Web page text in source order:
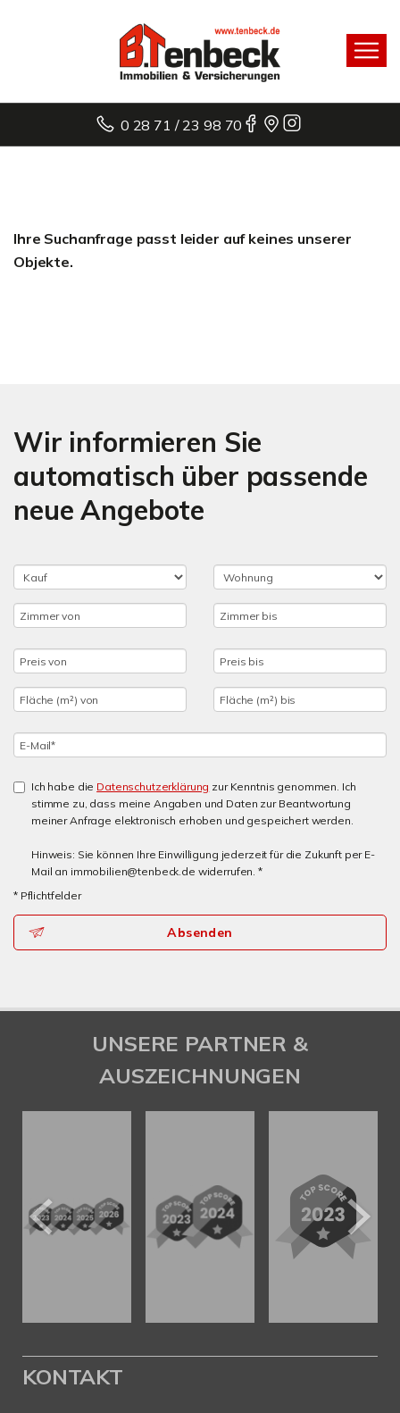
0 28 71 / 23 98 70
Ihre Suchanfrage passt leider auf keines unserer
Objekte.
Wir informieren Sie
automatisch über passende
neue Angebote
Ich habe die Datenschutzerklärung zur Kenntnis genommen. Ich
stimme zu, dass meine Angaben und Daten zur Beantwortung
meiner Anfrage elektronisch erhoben und gespeichert werden.
Hinweis: Sie können Ihre Einwilligung jederzeit für die Zukunft per E-
Mail an immobilien@tenbeck.de widerrufen. *
* Pflichtfelder
Absenden
UNSERE PARTNER &
AUSZEICHNUNGEN
KONTAKT